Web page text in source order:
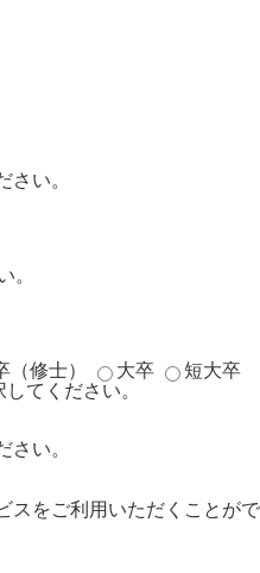
さい。
。
（修士） 大卒
短大卒
してください。
さい。
スをご利用いただくことがで